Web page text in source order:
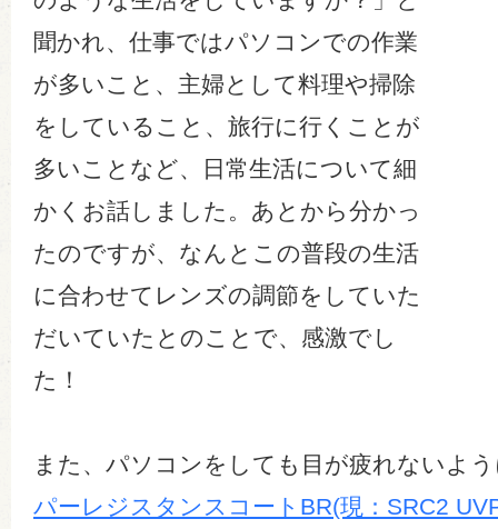
聞かれ、仕事ではパソコンでの作業
が多いこと、主婦として料理や掃除
をしていること、旅行に行くことが
多いことなど、日常生活について細
かくお話しました。あとから分かっ
たのですが、なんとこの普段の生活
に合わせてレンズの調節をしていた
だいていたとのことで、感激でし
た！
また、パソコンをしても目が疲れないよ
パーレジスタンスコートBR(現：SRC2